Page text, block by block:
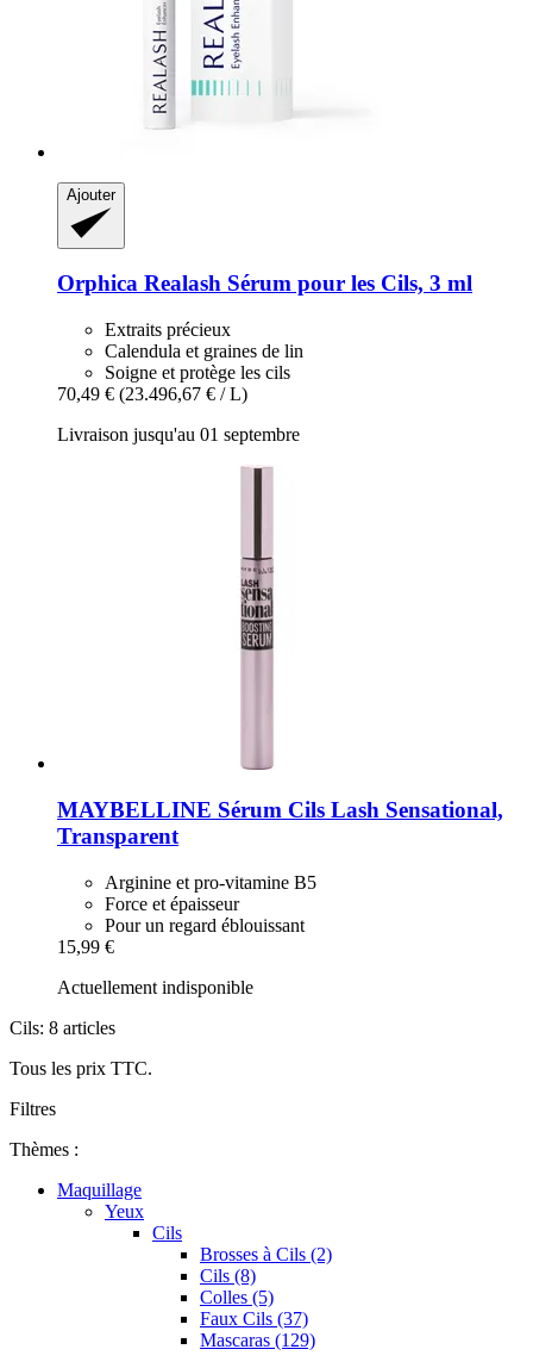
Ajouter
Orphica Realash Sérum pour les Cils, 3 ml
Extraits précieux
Calendula et graines de lin
Soigne et protège les cils
70,49 € (23.496,67 € / L)
Livraison jusqu'au 01 septembre
MAYBELLINE Sérum Cils Lash Sensational,
Transparent
Arginine et pro-vitamine B5
Force et épaisseur
Pour un regard éblouissant
15,99 €
Actuellement indisponible
Cils: 8 articles
Tous les prix TTC.
Filtres
Thèmes :
Maquillage
Yeux
Cils
Brosses à Cils (2)
Cils (8)
Colles (5)
Faux Cils (37)
Mascaras (129)